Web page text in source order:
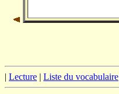
| Lecture | Liste du vocabulaire